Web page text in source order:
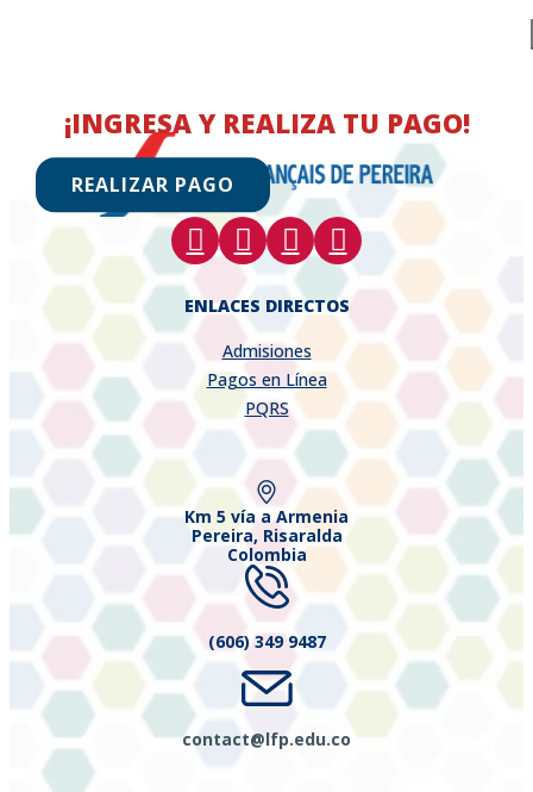
ENLACES DIRECTOS
Admisiones
Pagos en Línea
PQRS
Km 5 vía a Armenia
Pereira, Risaralda
Colombia
(606) 349 9487
contact@lfp.edu.co
¡INGRESA Y REALIZA TU PAGO!
REALIZAR PAGO